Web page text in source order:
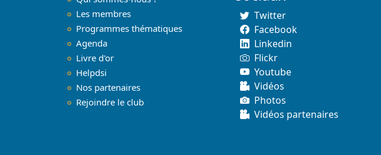
Les membres
Programmes thématiques
Agenda
Livre d'or
Helpdsi
Nos partenaires
Rejoindre le club
Twitter
Facebook
Linkedin
Flickr
Youtube
Vidéos
Photos
Vidéos partenaires